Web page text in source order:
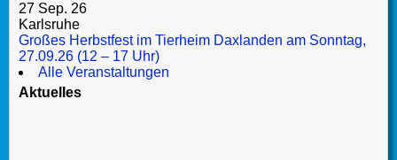
27 Sep. 26
Karlsruhe
Großes Herbstfest im Tierheim Daxlanden am Sonntag,
27.09.26 (12 – 17 Uhr)
Alle Veranstaltungen
Aktuelles